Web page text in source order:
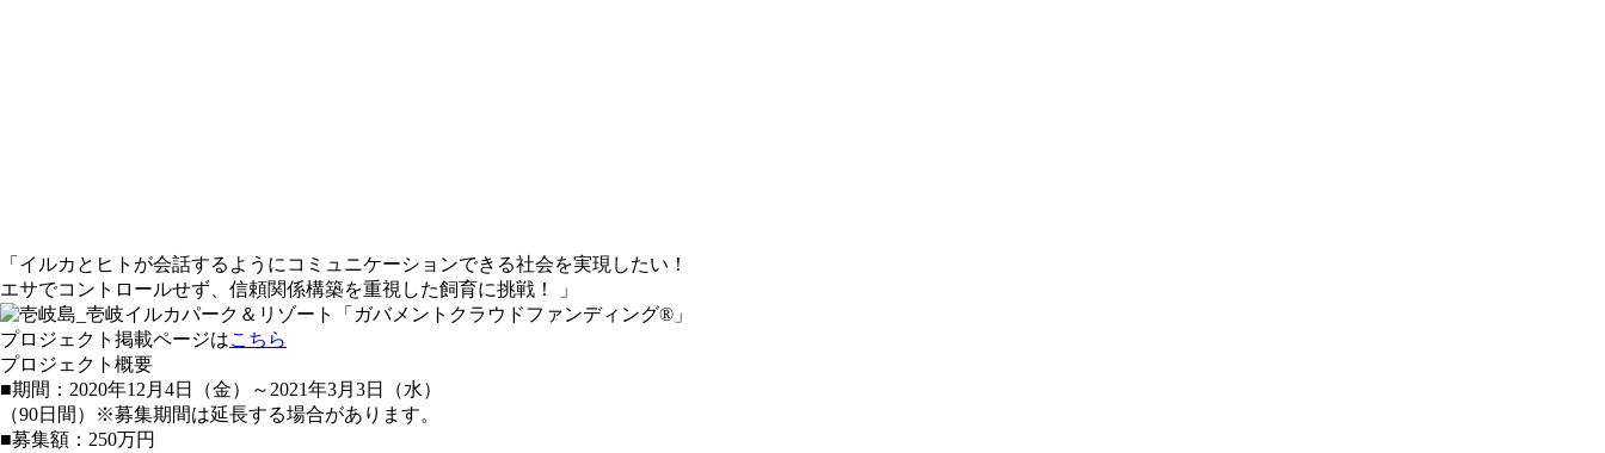
「イルカとヒトが会話するようにコミュニケーションできる社会を実現したい！
エサでコントロールせず、信頼関係構築を重視した飼育に挑戦！ 」
プロジェクト掲載ページはこちら
プロジェクト概要
■期間：2020年12月4日（金）～2021年3月3日（水）
（90日間）※募集期間は延長する場合があります。
■募集額：250万円